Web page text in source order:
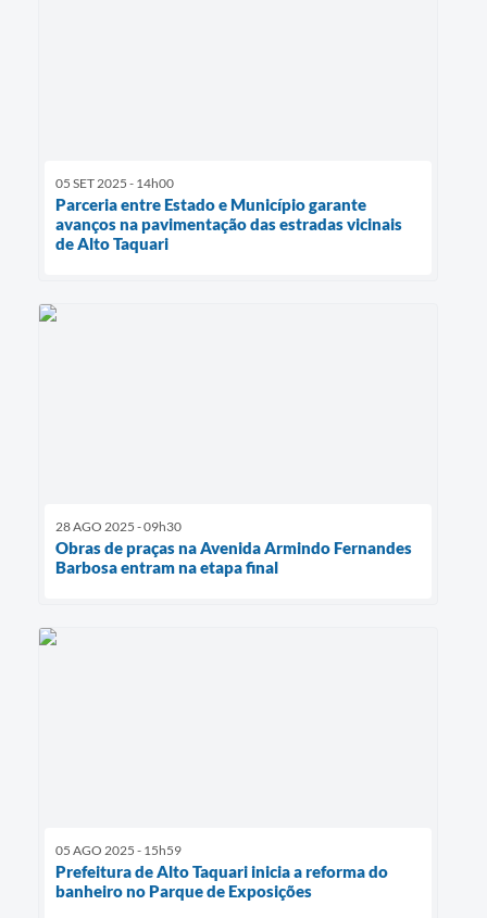
05 SET 2025 - 14h00
Parceria entre Estado e Município garante
avanços na pavimentação das estradas vicinais
de Alto Taquari
28 AGO 2025 - 09h30
Obras de praças na Avenida Armindo Fernandes
Barbosa entram na etapa final
05 AGO 2025 - 15h59
Prefeitura de Alto Taquari inicia a reforma do
banheiro no Parque de Exposições